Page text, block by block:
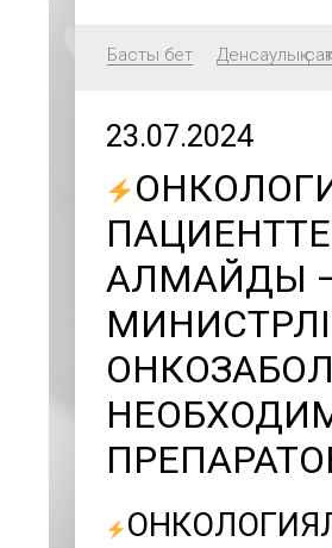
Басты бет Денсаулық
23.07.2024
ҚАЛМАЙДЫ